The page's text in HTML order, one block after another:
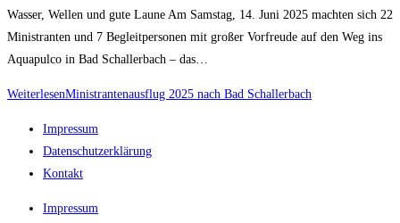
Wasser, Wellen und gute Laune Am Samstag, 14. Juni 2025 machten sich 22
Ministranten und 7 Begleitpersonen mit großer Vorfreude auf den Weg ins
Aquapulco in Bad Schallerbach – das…
WeiterlesenMinistrantenausflug 2025 nach Bad Schallerbach
Impressum
Datenschutzerklärung
Kontakt
Impressum